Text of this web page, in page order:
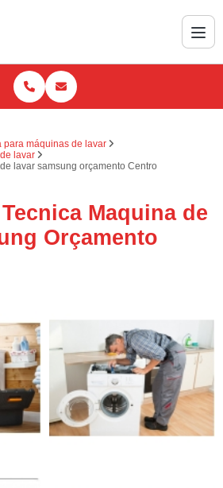
para máquinas de lavar
lavar
lavar samsung orçamento Centro
Maquina de
Orçamento